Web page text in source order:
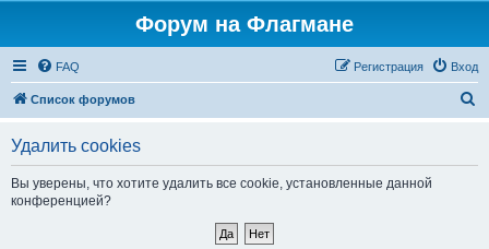
Форум на Флагмане
FAQ Вход
Регистрация
Список форумов
Удалить cookies
Вы уверены, что хотите удалить все cookie, установленные данной
конференцией?